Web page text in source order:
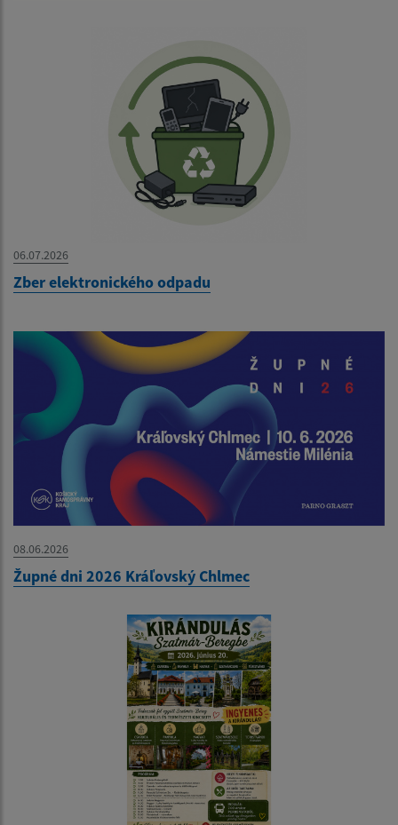
06.07.2026
Zber elektronického odpadu
08.06.2026
Župné dni 2026 Kráľovský Chlmec